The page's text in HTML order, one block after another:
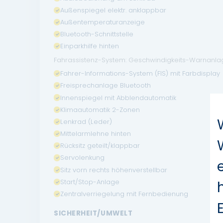
Außenspiegel elektr. anklappbar
Außentemperaturanzeige
Bluetooth-Schnittstelle
Einparkhilfe hinten
Fahrassistenz-System: Geschwindigkeits-
Fahrer-Informations-System (FIS) mit Farbdisplay
Freisprechanlage Bluetooth
Innenspiegel mit Abblendautomatik
Klimaautomatik 2-Zonen
Lenkrad (Leder)
Mittelarmlehne hinten
Rücksitz geteilt/klappbar
Servolenkung
Sitz vorn rechts höhenverstellbar
Start/Stop-Anlage
Zentralverriegelung mit Fernbedienung
SICHERHEIT/UMWELT